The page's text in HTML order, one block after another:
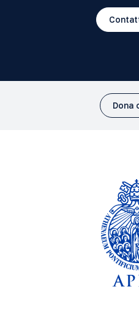
Dona